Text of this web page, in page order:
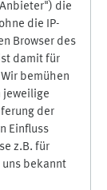
die
die IP-
Browser des
damit für
bemühen
jeweilige
der
Einfluss
z.B. für
bekannt